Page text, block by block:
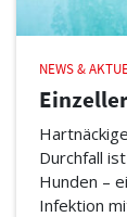
NEWS &
Durchfall
Hunden –
Infektion